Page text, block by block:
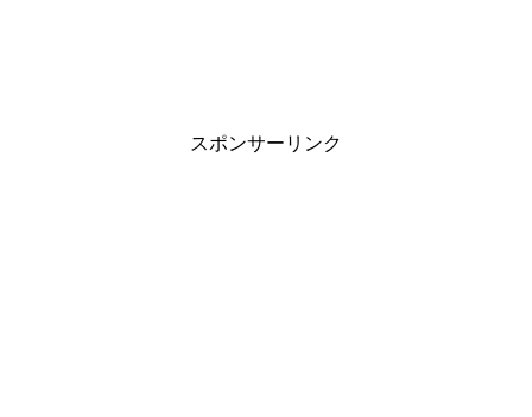
スポンサーリンク